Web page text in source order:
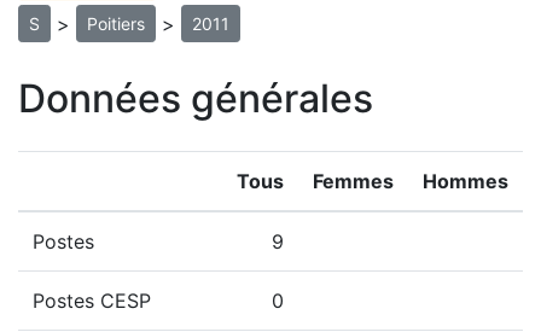
S > Poitiers > 2011
Données générales
Tous Femmes Hommes
Postes 9
Postes CESP 0